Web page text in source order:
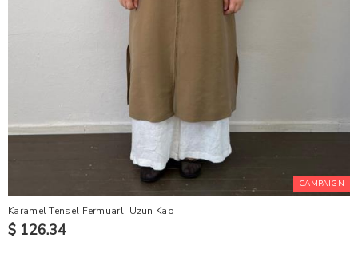
CAMPAIGN
Karamel Tensel Fermuarlı Uzun Kap
$ 126.34